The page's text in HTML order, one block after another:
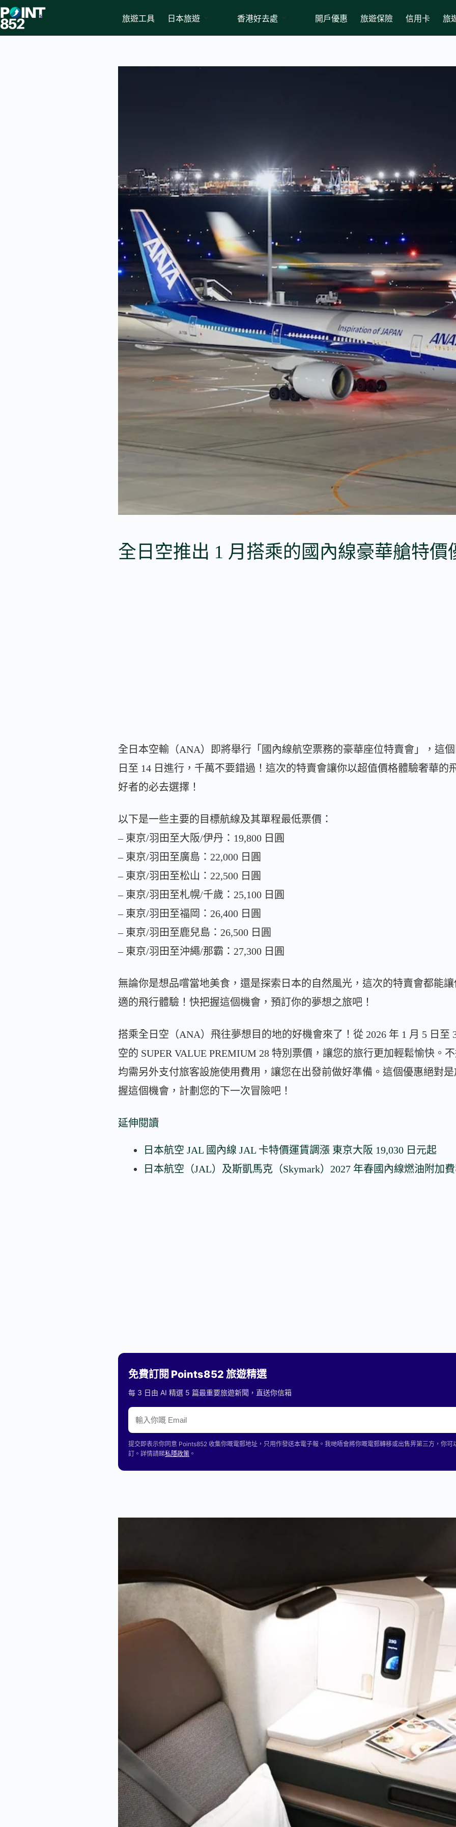
to
content
旅遊工具 日本旅遊 香港好去處 開戶優惠 旅遊保險 信用卡 旅
全日空推出 1 月搭乘的國內線豪華艙特價
全日本空輸（ANA）即將舉行「國內線航空票務的豪華座位特賣會」，這
日至 14 日進行，千萬不要錯過！這次的特賣會讓你以超值價格體驗奢華的
好者的必去選擇！
以下是一些主要的目標航線及其單程最低票價：
– 東京/羽田至大阪/伊丹：19,800 日圓
– 東京/羽田至廣島：22,000 日圓
– 東京/羽田至松山：22,500 日圓
– 東京/羽田至札幌/千歲：25,100 日圓
– 東京/羽田至福岡：26,400 日圓
– 東京/羽田至鹿兒島：26,500 日圓
– 東京/羽田至沖繩/那霸：27,300 日圓
無論你是想品嚐當地美食，還是探索日本的自然風光，這次的特賣會都能
適的飛行體驗！快把握這個機會，預訂你的夢想之旅吧！
搭乘全日空（ANA）飛往夢想目的地的好機會來了！從 2026 年 1 月 5 日至
空的 SUPER VALUE PREMIUM 28 特別票價，讓您的旅行更加輕鬆愉快。
均需另外支付旅客設施使用費用，讓您在出發前做好準備。這個優惠絕對
握這個機會，計劃您的下一次冒險吧！
延伸閱讀
日本航空 JAL 國內線 JAL 卡特價運賃調漲 東京大阪 19,030 日元起
日本航空（JAL）及斯凱馬克（Skymark）2027 年春國內線燃油附加
免費訂閱 Points852 旅遊精選
每 3 日由 AI 精選 5 篇最重要旅遊新聞，直送你信箱
提交即表示你同意 Points852 收集你嘅電郵地址，只用作發送本電子報。我哋唔會將你嘅電郵轉移或出售畀第三方，你
訂。詳情請睇私隱政策 。